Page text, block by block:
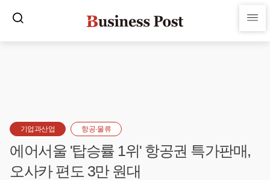
기업과산업 항공·물류
에어서울 '탑승률 1위' 항공권 특가판매,
오사카 편도 3만 원대